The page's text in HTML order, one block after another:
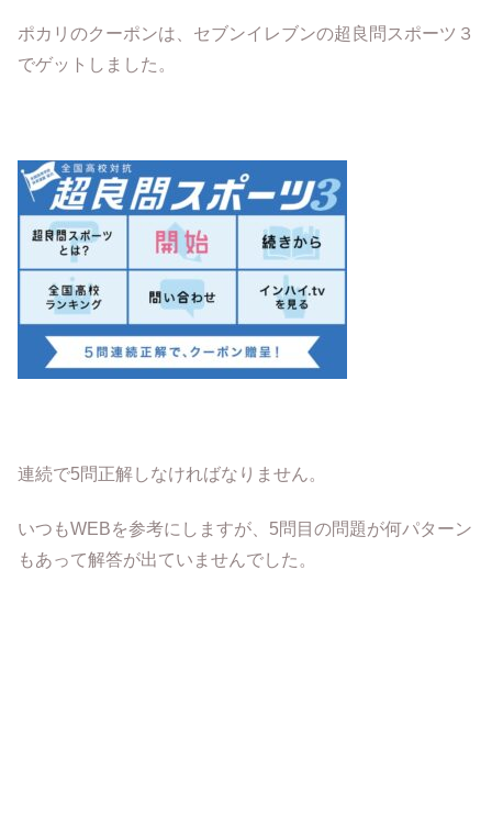
ポカリのクーポンは、セブンイレブンの超良問スポーツ３
でゲットしました。
連続で5問正解しなければなりません。
いつもWEBを参考にしますが、5問目の問題が何パターン
もあって解答が出ていませんでした。